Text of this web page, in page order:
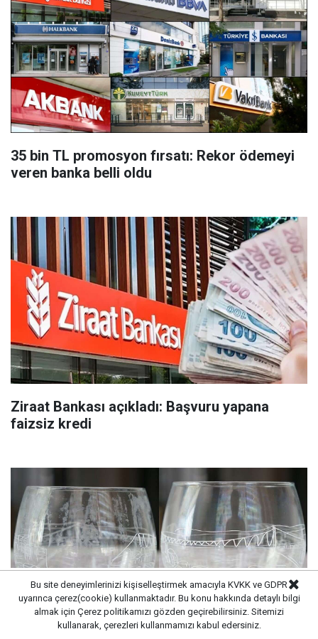
35 bin TL promosyon fırsatı: Rekor ödemeyi
veren banka belli oldu
Ziraat Bankası açıkladı: Başvuru yapana
faizsiz kredi
Bu site deneyimlerinizi kişiselleştirmek amacıyla KVKK ve GDPR
uyarınca çerez(cookie) kullanmaktadır. Bu konu hakkında detaylı bilgi
almak için Çerez politikamızı gözden geçirebilirsiniz. Sitemizi
kullanarak, çerezleri kullanmamızı kabul edersiniz.